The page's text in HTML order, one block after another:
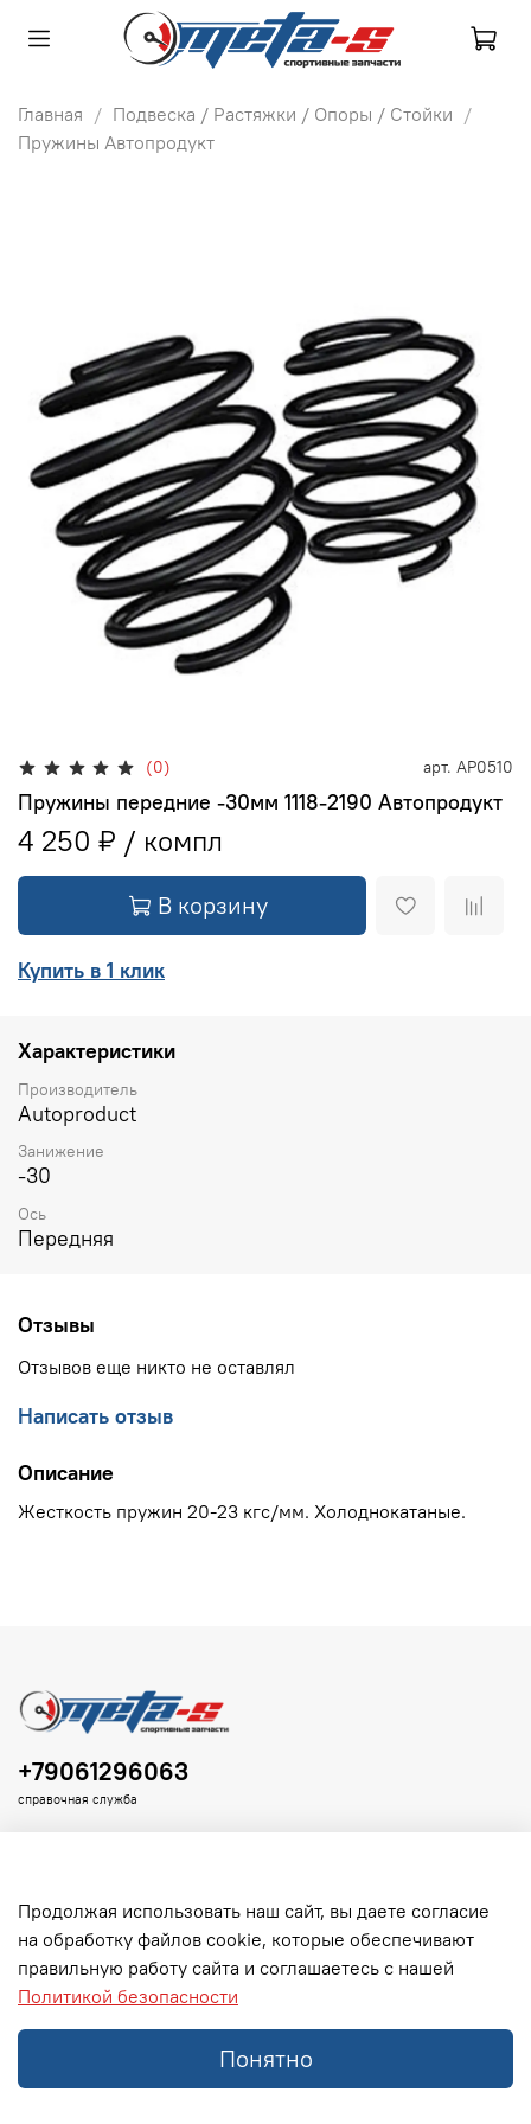
Главная
Подвеска / Растяжки / Опоры / Стойки
Пружины Автопродукт
(0) арт. АР0510
Пружины передние -30мм 1118-2190 Автопродукт
4 250 ₽
В корзину
Купить в 1 клик
Характеристики
Производитель
Autoproduct
Занижение
-30
Ось
Передняя
Отзывы
Отзывов еще никто не оставлял
Написать отзыв
Описание
Жесткость пружин 20-23 кгс/мм. Холоднокатаные.
Клиенту
Информация
+79061296063
справочная служба
Продолжая использовать наш сайт, вы даете согласие
на обработку файлов cookie, которые обеспечивают
правильную работу сайта и соглашаетесь с нашей
Политикой безопасности
Понятно